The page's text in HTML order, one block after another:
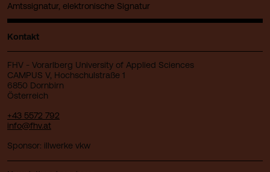
Amtssignatur, elektronische Signatur
Kontakt
FHV - Vorarlberg University of Applied Sciences
CAMPUS V, Hochschulstraße 1
6850 Dornbirn
Österreich
+43 5572 792
info@fhv.at
Sponsor: illwerke vkw